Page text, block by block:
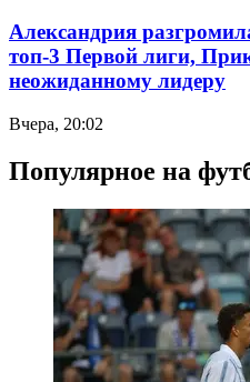
Александрия
топ-3 Первой лиги,
неожиданному лидеру
Вчера, 20:02
Популярное на